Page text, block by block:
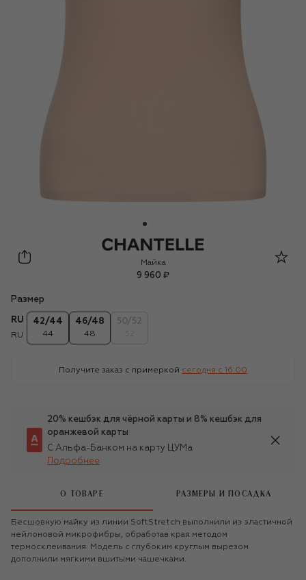
Chantelle
Майка
9 960 ₽
Размер
RU
RU
42/44
44
46/48
48
Получите заказ с примеркой сегодня c 16:00
20% кешбэк для чёрной карты и 8% кешбэк для
оранжевой карты
С Альфа-Банком на карту ЦУМа
Подробнее
О ТОВАРЕ РАЗМЕРЫ И ПОСАДКА
Бесшовную майку из линии SoftStretch выполнили из эластичной
нейлоновой микрофибры, обработав края методом
термосклеивания. Модель с глубоким круглым вырезом
дополнили мягкими вшитыми чашечками.